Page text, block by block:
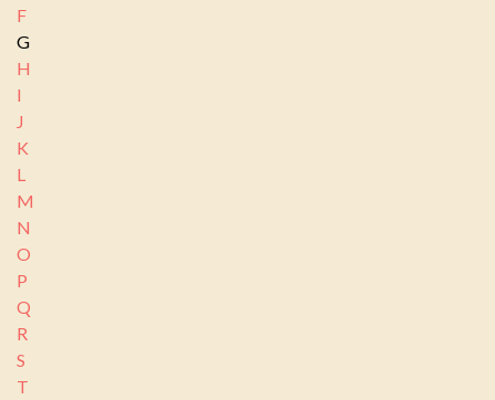
F
G
H
I
J
K
L
M
N
O
P
Q
R
S
T